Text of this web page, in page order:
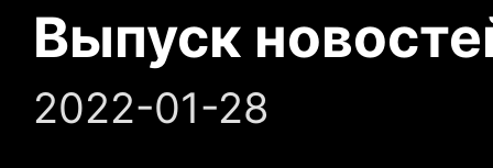
Выпуск
2022-01-28